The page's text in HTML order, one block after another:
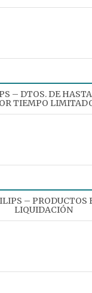
– DTOS. DE
TIEMPO
– PRODUCTOS
LIQUIDACIÓN